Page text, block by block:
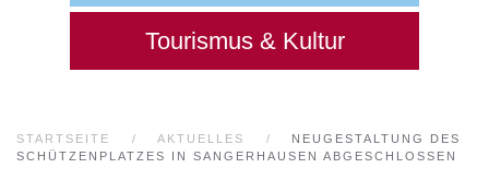
Tourismus & Kultur
STARTSEITE AKTUELLES
NEUGESTALTUNG DES
SCHÜTZENPLATZES IN SANGERHAUSEN ABGESCHLOSSEN